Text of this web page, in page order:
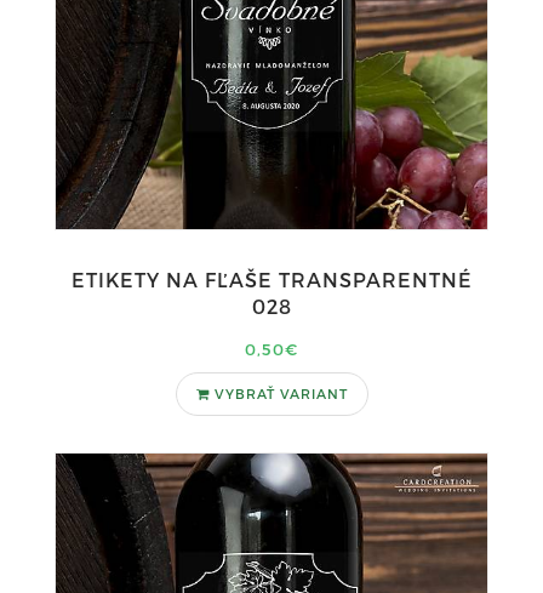
ETIKETY NA FĽAŠE TRANSPARENTNÉ
028
0,50€
VYBRAŤ VARIANT